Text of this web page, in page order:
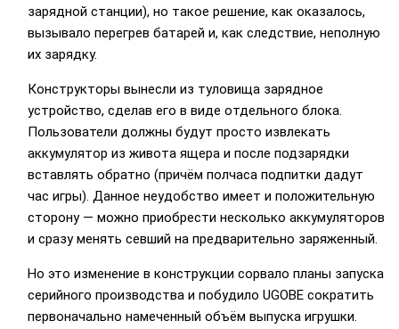
зарядной станции), но такое решение, как оказалось,
вызывало перегрев батарей и, как следствие, неполную
их зарядку.
Конструкторы вынесли из туловища зарядное
устройство, сделав его в виде отдельного блока.
Пользователи должны будут просто извлекать
аккумулятор из живота ящера и после подзарядки
вставлять обратно (причём полчаса подпитки дадут
час игры). Данное неудобство имеет и положительную
сторону — можно приобрести несколько аккумуляторов
и сразу менять севший на предварительно заряженный.
Но это изменение в конструкции сорвало планы запуска
серийного производства и побудило UGOBE сократить
первоначально намеченный объём выпуска игрушки.